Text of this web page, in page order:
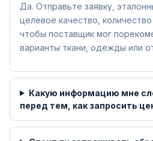
Да. Отправьте заявку,
целевое качество,
чтобы поставщик мог
варианты ткани, одежды или
Какую информацию мне
перед тем, как запросить